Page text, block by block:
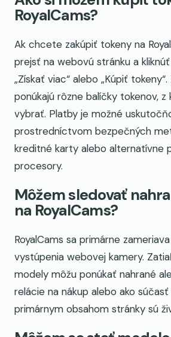
RoyalCams?
Ak chcete zakúpiť tokeny na
prejsť na webovú stránku a
„Získať viac“ alebo „Kúpiť
ponúkajú rôzne balíčky tokenov,
vybrať. Platby je možné
prostredníctvom bezpečných
kreditné karty alebo alternatívne
procesory.
Môžem sledovať
na RoyalCams?
RoyalCams sa primárne
vystúpenia webovej kamery.
modely môžu ponúkať nahrané
relácie na nákup alebo ako
primárnym obsahom stránky sú